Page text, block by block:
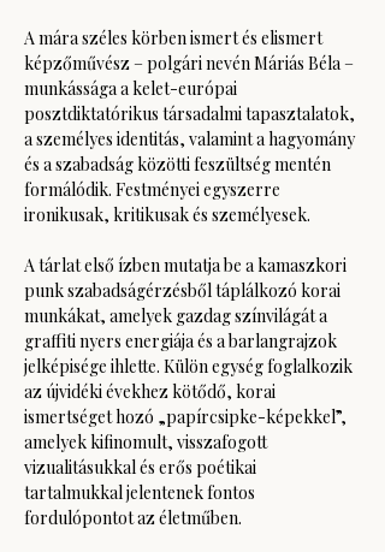
A mára széles körben ismert és elismert
képzőművész – polgári nevén Máriás Béla –
munkássága a kelet-európai
posztdiktatórikus társadalmi tapasztalatok,
a személyes identitás, valamint a hagyomány
és a szabadság közötti feszültség mentén
formálódik. Festményei egyszerre
ironikusak, kritikusak és személyesek.
A tárlat első ízben mutatja be a kamaszkori
punk szabadságérzésből táplálkozó korai
munkákat, amelyek gazdag színvilágát a
graffiti nyers energiája és a barlangrajzok
jelképisége ihlette. Külön egység foglalkozik
az újvidéki évekhez kötődő, korai
ismertséget hozó „papírcsipke-képekkel”,
amelyek kifinomult, visszafogott
vizualitásukkal és erős poétikai
tartalmukkal jelentenek fontos
fordulópontot az életműben.